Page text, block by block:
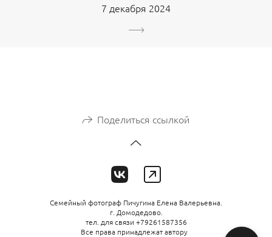
7 декабря 2024
Поделиться ссылкой
Семейный фотограф Пичугина Елена Валерьевна.
г. Домодедово.
тел. для связи +79261587356
Все права принадлежат автору